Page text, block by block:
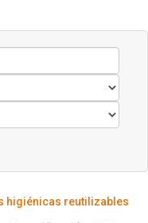
higiénicas reutilizables